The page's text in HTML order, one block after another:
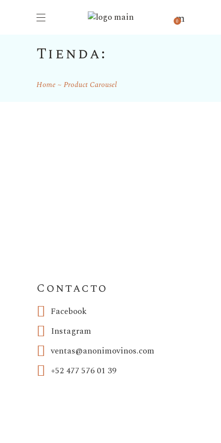
0
Home Product Carousel
Contacto
Facebook
Instagram
ventas@anonimovinos.com
+52 477 576 01 39